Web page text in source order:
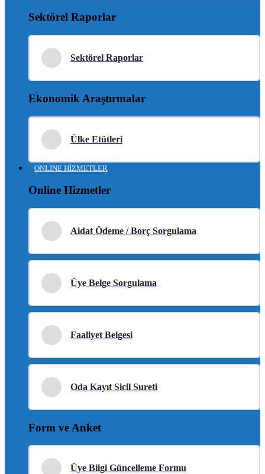
Sektörel Raporlar
Sektörel Raporlar
Ekonomik Araştırmalar
Ülke Etütleri
ONLINE HİZMETLER
Online Hizmetler
Aidat Ödeme / Borç Sorgulama
Üye Belge Sorgulama
Faaliyet Belgesi
Oda Kayıt Sicil Sureti
Form ve Anket
Üye Bilgi Güncelleme Formu